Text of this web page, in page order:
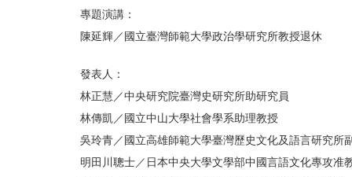
專題演講：
陳延輝／國立臺灣師範大學政治學研究所教授退休
發表人：
林正慧／中央研究院臺灣史研究所助研究員
林傳凱／國立中山大學社會學系助理教授
吳玲青／國立高雄師範大學臺灣歷史文化及語言研究所
明田川聰士／日本中央大學文學部中國言語文化專攻准